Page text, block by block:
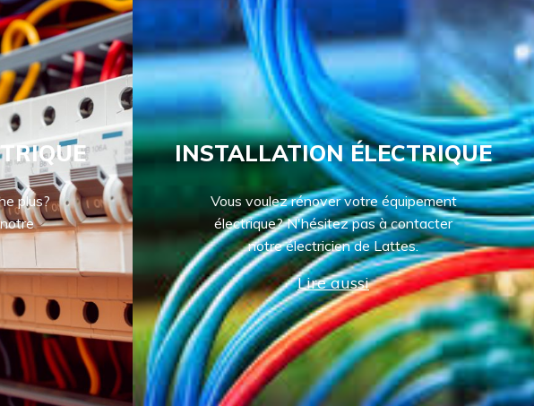
plus?
INSTALLATION ÉLECTRIQUE
Vous voulez rénover votre équipement
électrique? N'hésitez pas à contacter
notre électricien de Lattes.
Lire aussi